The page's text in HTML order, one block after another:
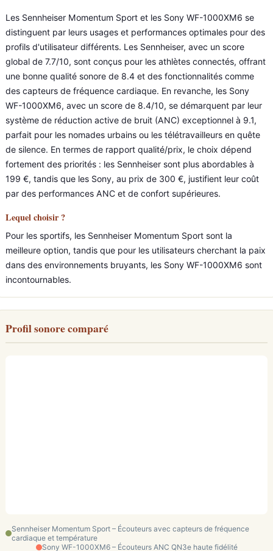
Les Sennheiser Momentum Sport et les Sony WF-1000XM6 se
distinguent par leurs usages et performances optimales pour des
profils d'utilisateur différents. Les Sennheiser, avec un score
global de 7.7/10, sont conçus pour les athlètes connectés, offrant
une bonne qualité sonore de 8.4 et des fonctionnalités comme
des capteurs de fréquence cardiaque. En revanche, les Sony
WF-1000XM6, avec un score de 8.4/10, se démarquent par leur
système de réduction active de bruit (ANC) exceptionnel à 9.1,
parfait pour les nomades urbains ou les télétravailleurs en quête
de silence. En termes de rapport qualité/prix, le choix dépend
fortement des priorités : les Sennheiser sont plus abordables à
199 €, tandis que les Sony, au prix de 300 €, justifient leur coût
par des performances ANC et de confort supérieures.
Lequel choisir ?
Pour les sportifs, les Sennheiser Momentum Sport sont la
meilleure option, tandis que pour les utilisateurs cherchant la paix
dans des environnements bruyants, les Sony WF-1000XM6 sont
incontournables.
Profil sonore comparé
Sennheiser Momentum Sport – Écouteurs avec capteurs de fréquence
cardiaque et température
Sony WF-1000XM6 – Écouteurs ANC QN3e haute fidélité